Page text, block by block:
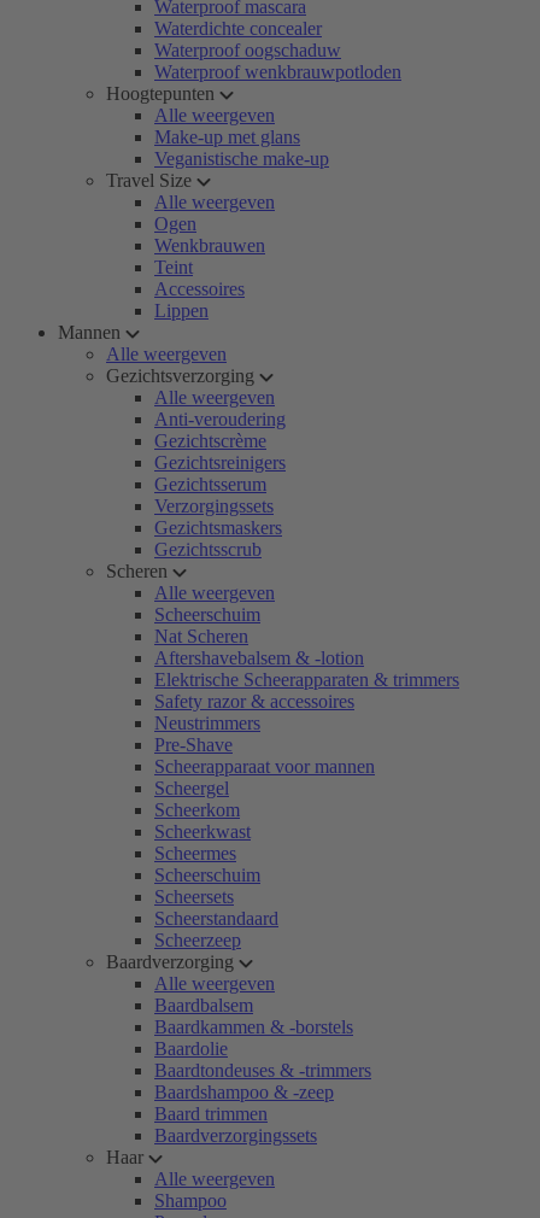
Waterproof mascara
Waterdichte concealer
Waterproof oogschaduw
Waterproof wenkbrauwpotloden
Hoogtepunten
Alle weergeven
Make-up met glans
Veganistische make-up
Travel Size
Alle weergeven
Ogen
Wenkbrauwen
Teint
Accessoires
Lippen
Mannen
Alle weergeven
Gezichtsverzorging
Alle weergeven
Anti-veroudering
Gezichtscrème
Gezichtsreinigers
Gezichtsserum
Verzorgingssets
Gezichtsmaskers
Gezichtsscrub
Scheren
Alle weergeven
Scheerschuim
Nat Scheren
Aftershavebalsem & -lotion
Elektrische Scheerapparaten & trimmers
Safety razor & accessoires
Neustrimmers
Pre-Shave
Scheerapparaat voor mannen
Scheergel
Scheerkom
Scheerkwast
Scheermes
Scheerschuim
Scheersets
Scheerstandaard
Scheerzeep
Baardverzorging
Alle weergeven
Baardbalsem
Baardkammen & -borstels
Baardolie
Baardtondeuses & -trimmers
Baardshampoo & -zeep
Baard trimmen
Baardverzorgingssets
Haar
Alle weergeven
Shampoo